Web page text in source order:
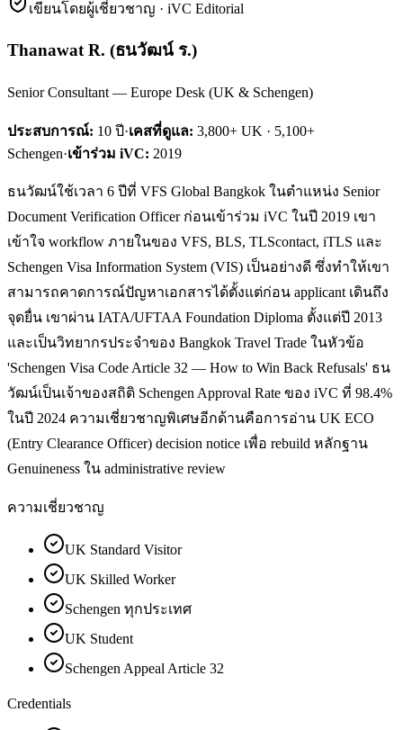
เขียนโดยผู้เชี่ยวชาญ · iVC Editorial
Thanawat R. (ธนวัฒน์ ร.)
Senior Consultant — Europe Desk (UK & Schengen)
ประสบการณ์: 10 ปี·เคสที่ดูแล: 3,800+ UK · 5,100+
Schengen·เข้าร่วม iVC: 2019
ธนวัฒน์ใช้เวลา 6 ปีที่ VFS Global Bangkok ในตำแหน่ง Senior
Document Verification Officer ก่อนเข้าร่วม iVC ในปี 2019 เขา
เข้าใจ workflow ภายในของ VFS, BLS, TLScontact, iTLS และ
Schengen Visa Information System (VIS) เป็นอย่างดี ซึ่งทำให้เขา
สามารถคาดการณ์ปัญหาเอกสารได้ตั้งแต่ก่อน applicant เดินถึง
จุดยื่น เขาผ่าน IATA/UFTAA Foundation Diploma ตั้งแต่ปี 2013
และเป็นวิทยากรประจำของ Bangkok Travel Trade ในหัวข้อ
'Schengen Visa Code Article 32 — How to Win Back Refusals' ธน
วัฒน์เป็นเจ้าของสถิติ Schengen Approval Rate ของ iVC ที่ 98.4%
ในปี 2024 ความเชี่ยวชาญพิเศษอีกด้านคือการอ่าน UK ECO
(Entry Clearance Officer) decision notice เพื่อ rebuild หลักฐาน
Genuineness ใน administrative review
ความเชี่ยวชาญ
UK Standard Visitor
UK Skilled Worker
Schengen ทุกประเทศ
UK Student
Schengen Appeal Article 32
Credentials